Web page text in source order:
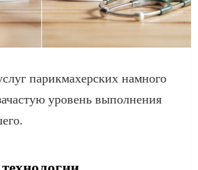
парикмахерских намного
уровень выполнения